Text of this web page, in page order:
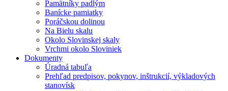
Pamätníky padlým
Banícke pamiatky
Poráčskou dolinou
Na Bielu skalu
Okolo Slovinskej skaly
Vrchmi okolo Sloviniek
Dokumenty
Úradná tabuľa
Prehľad predpisov, pokynov, inštrukcií, výkladových
stanovísk